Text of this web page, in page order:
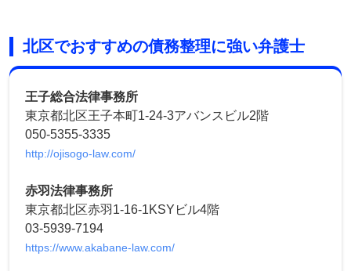
北区でおすすめの債務整理に強い弁護士
王子総合法律事務所
東京都北区王子本町1-24-3アバンスビル2階
050-5355-3335
http://ojisogo-law.com/
赤羽法律事務所
東京都北区赤羽1-16-1KSYビル4階
03-5939-7194
https://www.akabane-law.com/